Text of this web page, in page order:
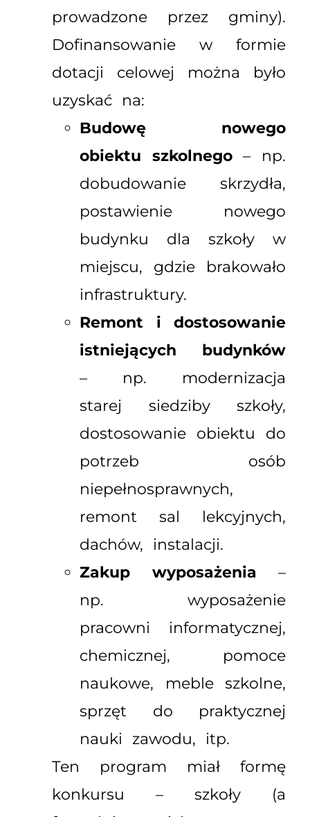
prowadzone przez gminy).
Dofinansowanie w formie
dotacji celowej można było
uzyskać na:
Budowę nowego
obiektu szkolnego– np.
dobudowanie skrzydła,
postawienie nowego
budynku dla szkoły w
miejscu, gdzie brakowało
infrastruktury.
Remont i dostosowanie
istniejących budynków
– np. modernizacja
starej siedziby szkoły,
dostosowanie obiektu do
potrzeb osób
niepełnosprawnych,
remont sal lekcyjnych,
dachów, instalacji.
Zakup wyposażenia –
np. wyposażenie
pracowni informatycznej,
chemicznej, pomoce
naukowe, meble szkolne,
sprzęt do praktycznej
nauki zawodu, itp.
Ten program miał formę
konkursu – szkoły (a